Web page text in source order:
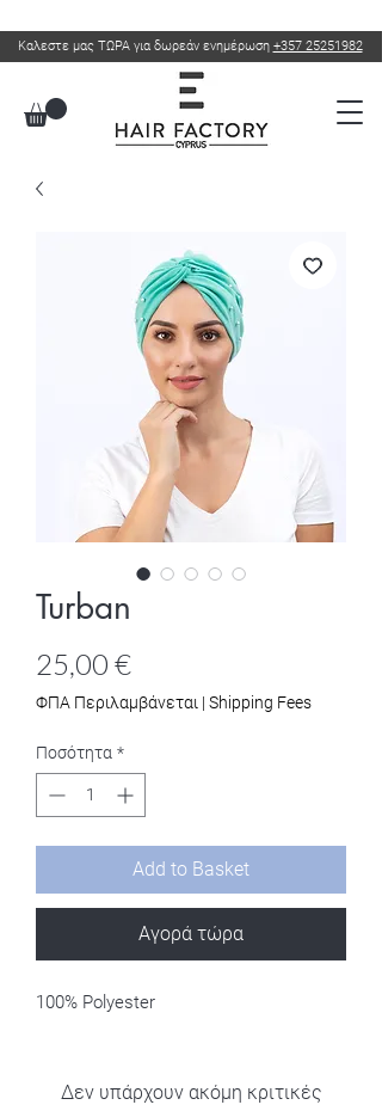
Καλεστε μας ΤΩΡΑ για δωρεάν ενημέρωση +357 25251982
Turban
25,00 €Τιμή
ΦΠΑ Περιλαμβάνεται | Shipping Fees
Ποσότητα *
Add to Basket
Αγορά τώρα
100% Polyester
Δεν υπάρχουν ακόμη κριτικές